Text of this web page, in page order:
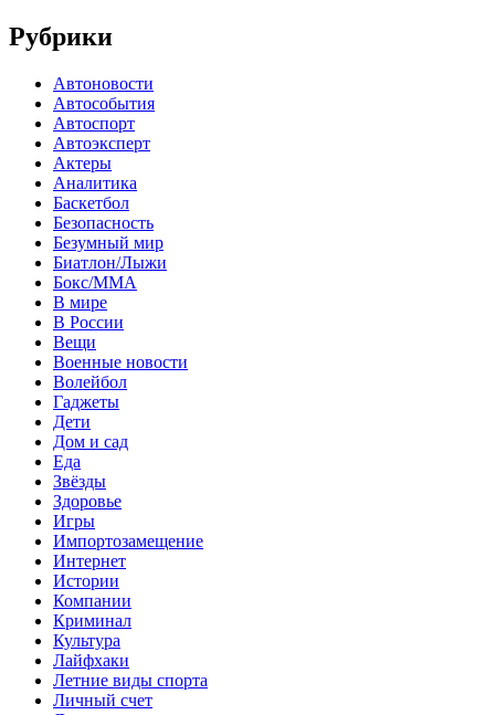
Рубрики
Автоновости
Автособытия
Автоспорт
Автоэксперт
Актеры
Аналитика
Баскетбол
Безопасность
Безумный мир
Биатлон/Лыжи
Бокс/MMA
В мире
В России
Вещи
Военные новости
Волейбол
Гаджеты
Дети
Дом и сад
Еда
Звёзды
Здоровье
Игры
Импортозамещение
Интернет
Истории
Компании
Криминал
Культура
Лайфхаки
Летние виды спорта
Личный счет